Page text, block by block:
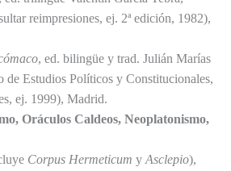
reimpresiones, ej. 2ª edición, 1982),
, ed. bilingüe y trad. Julián Marías
Estudios Políticos y Constitucionales,
ej. 1999), Madrid.
Oráculos Caldeos, Neoplatonismo,
Corpus Hermeticum y Asclepio),